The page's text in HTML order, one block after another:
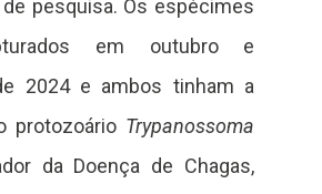
de pesquisa. Os espécimes
em outubro e
2024 e ambos tinham a
protozoário Trypanossoma
da Doença de Chagas,